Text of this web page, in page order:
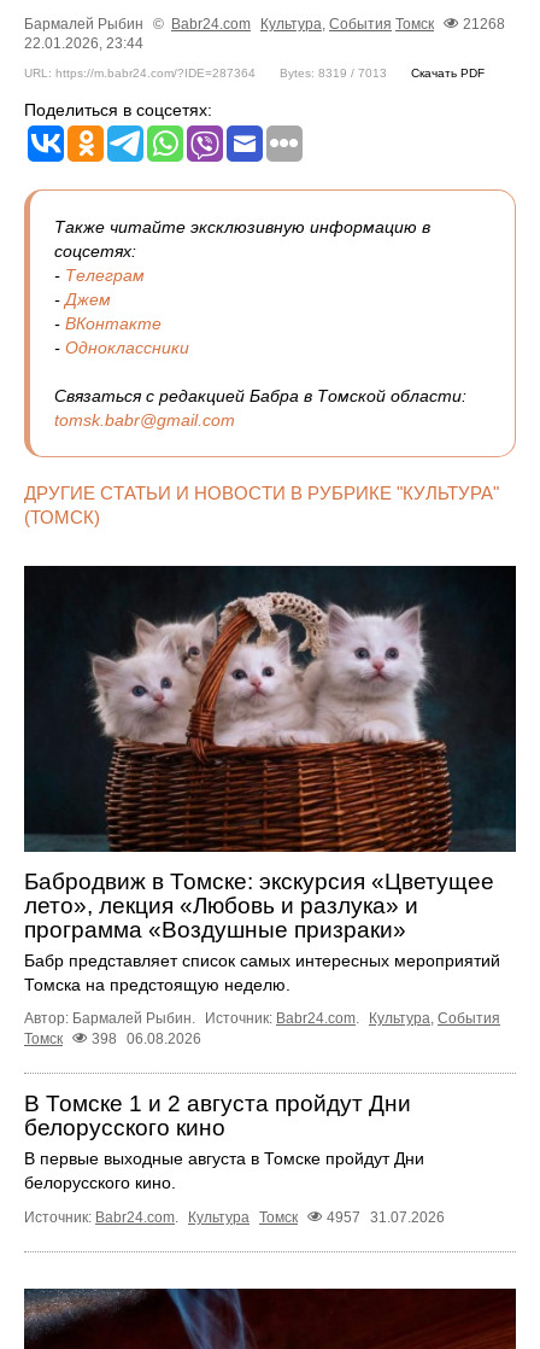
Бармалей Рыбин © Babr24.com Культура, События Томск
21268
22.01.2026, 23:44
URL: https://m.babr24.com/?IDE=287364 Bytes: 8319 / 7013 Скачать PDF
Поделиться в соцсетях:
Также читайте эксклюзивную информацию в
соцсетях:
- Телеграм
-Джем
- ВКонтакте
- Одноклассники
Связаться с редакцией Бабра в Томской области:
tomsk.babr@gmail.com
ДРУГИЕ СТАТЬИ И НОВОСТИ В РУБРИКЕ "КУЛЬТУРА"
(ТОМСК)
Бабродвиж в Томске: экскурсия «Цветущее
лето», лекция «Любовь и разлука» и
программа «Воздушные призраки»
Бабр представляет список самых интересных мероприятий
Томска на предстоящую неделю.
Автор: Бармалей Рыбин. Источник: Babr24.com. Культура, События
Томск
398 06.08.2026
В Томске 1 и 2 августа пройдут Дни
белорусского кино
В первые выходные августа в Томске пройдут Дни
белорусского кино.
Источник: Babr24.com. Культура Томск 4957 31.07.2026